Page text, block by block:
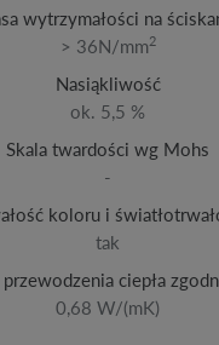
wytrzymałości na
> 36N/mm2
Nasiąkliwość
ok. 5,5 %
Skala twardości wg Mohs
-
koloru i
tak
ciepła
0,68 W/(mK)